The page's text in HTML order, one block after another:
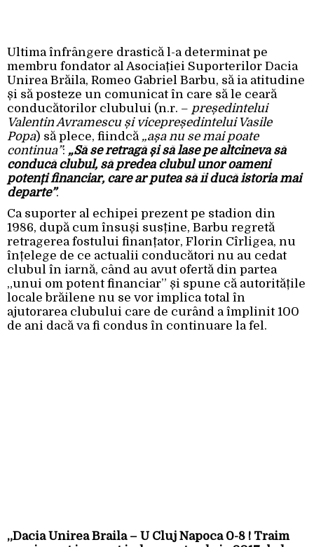
Ultima înfrângere drastică l-a determinat pe
membru fondator al Asociației Suporterilor Dacia
Unirea Brăila, Romeo Gabriel Barbu, să ia atitudine
și să posteze un comunicat în care să le ceară
conducătorilor clubului (n.r. – președintelui
Valentin Avramescu și vicepreședintelui Vasile
Popa) să plece, fiindcă „așa nu se mai poate
continua”: „Să se retragă și să lase pe altcineva să
conducă clubul, să predea clubul unor oameni
potenți financiar, care ar putea să îi ducă istoria mai
departe”.
Ca suporter al echipei prezent pe stadion din
1986, după cum însuși susține, Barbu regretă
retragerea fostului finanțator, Florin Cîrligea, nu
înțelege de ce actualii conducători nu au cedat
clubul în iarnă, când au avut ofertă din partea
„unui om potent financiar” și spune că autoritățile
locale brăilene nu se vor implica total în
ajutorarea clubului care de curând a împlinit 100
de ani dacă va fi condus în continuare la fel.
„Dacia Unirea Braila – U Cluj Napoca 0-8 ! Traim